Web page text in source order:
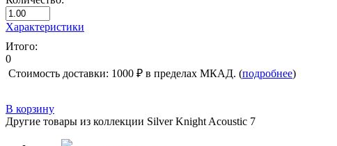
Характеристики
Итого:
0
Стоимость доставки: 1000 ₽ в пределах МКАД. (подробнее)
В корзину
Другие товары из коллекции Silver Knight Acoustic 7